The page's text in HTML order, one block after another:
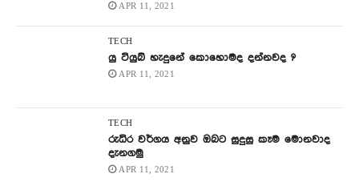
APR 11, 2021
TECH
යු ටියුබ් හැදුනේ කොහොමද දන්නවද ?
APR 11, 2021
TECH
රුධිර වර්ගය අනුව ඔබට සුදුසු කෑම මොනවාද
දැනගමු
APR 11, 2021